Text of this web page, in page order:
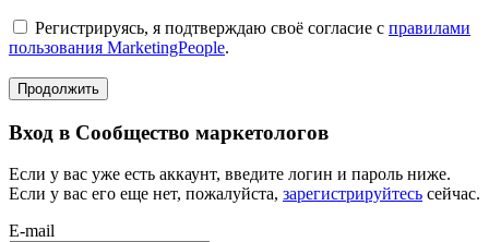
Регистрируясь, я подтверждаю своё согласие с правилами
пользования MarketingPeople.
Продолжить
Вход в Сообщество маркетологов
Если у вас уже есть аккаунт, введите логин и пароль ниже.
Если у вас его еще нет, пожалуйста, зарегистрируйтесь сейчас.
E-mail